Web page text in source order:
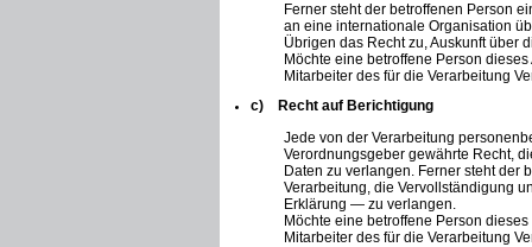
Ferner steht der betroffenen Person
an eine internationale Organisation
Übrigen das Recht zu, Auskunft über
Möchte eine betroffene Person
Mitarbeiter des für die Verarbeitung
c) Recht auf Berichtigung
Jede von der Verarbeitung
Verordnungsgeber gewährte Recht,
Daten zu verlangen. Ferner steht der
Verarbeitung, die Vervollständigung
Erklärung — zu verlangen.
Möchte eine betroffene Person
Mitarbeiter des für die Verarbeitung